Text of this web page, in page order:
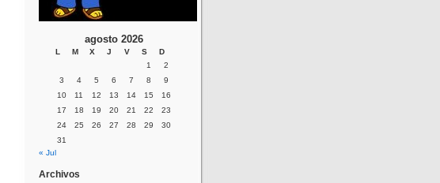
agosto 2026
L M X J V S
D
1
2
3
4 5 6 7 8
9
10
11 12 13 14 15
16
17
18 19 20 21 22
23
24
25 26 27 28 29
30
31
« Jul
Archivos